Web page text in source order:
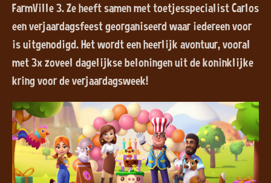
FarmVille 3. Ze heeft samen met toetjesspecialist Carlos
een verjaardagsfeest georganiseerd waar iedereen voor
is uitgenodigd. Het wordt een heerlijk avontuur, vooral
met 3x zoveel dagelijkse beloningen uit de koninklijke
kring voor de verjaardagsweek!